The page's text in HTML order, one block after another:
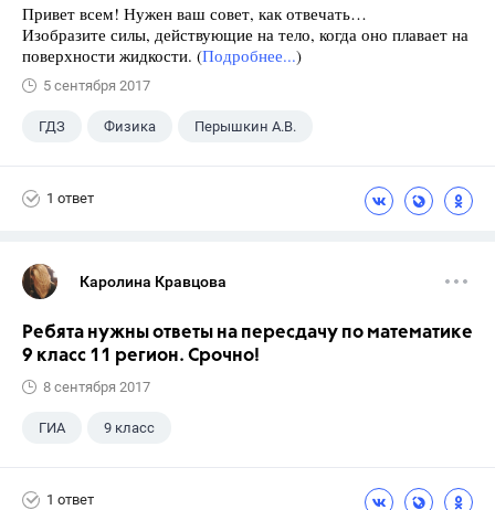
Привет всем! Нужен ваш совет, как отвечать…
Изобразите силы, действующие на тело, когда оно плавает на
поверхности жидкости. (Подробнее...)
5 сентября 2017
ГДЗ Физика Перышкин А.В.
1 ответ
Каролина Кравцова
Ребята нужны ответы на пересдачу по математике
9 класс 11 регион. Срочно!
8 сентября 2017
ГИА 9 класс
1 ответ